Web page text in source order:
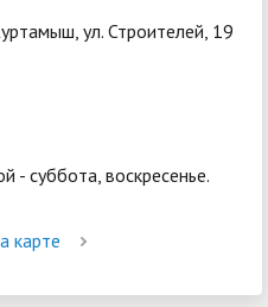
ул. Строителей, 19
- суббота, воскресенье.
карте